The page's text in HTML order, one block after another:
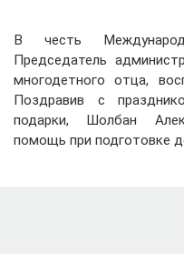
В честь
Председатель
многодетного отца,
Поздравив с
подарки, Шолбан
помощь при подготовке